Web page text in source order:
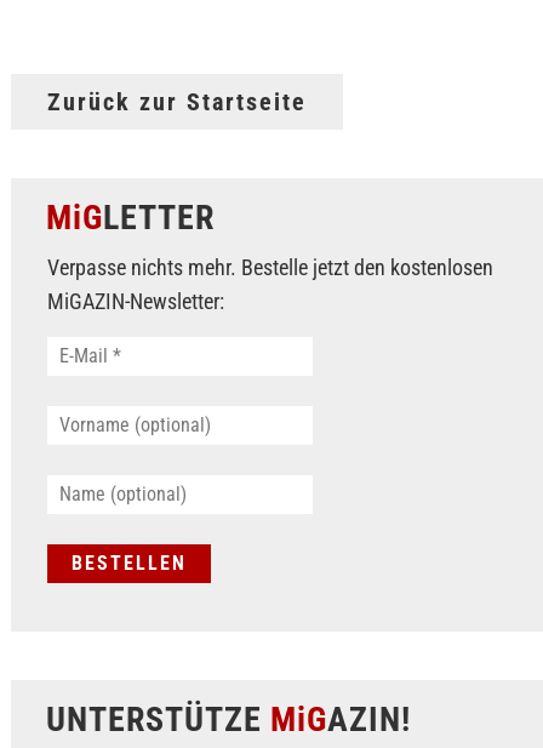
Zurück zur Startseite
MiGLETTER
Verpasse nichts mehr. Bestelle jetzt den kostenlosen
MiGAZIN-Newsletter:
UNTERSTÜTZE MiGAZIN!